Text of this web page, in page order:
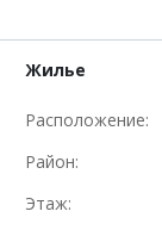
Жилье
Расположение:
Район:
Этаж: